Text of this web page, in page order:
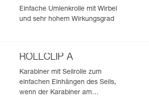
Einfache Umlenkrolle mit Wirbel
und sehr hohem Wirkungsgrad
ROLLCLIP A
Karabiner mit Seilrolle zum
einfachen Einhängen des Seils,
wenn der Karabiner am